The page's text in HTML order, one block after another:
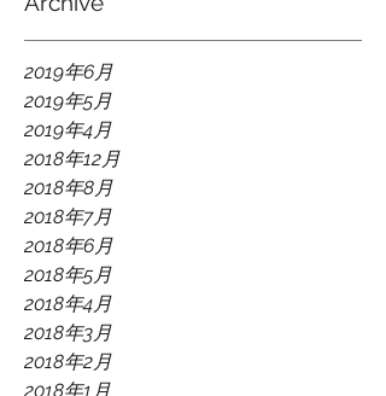
2019年6月
2019年5月
2019年4月
2018年12月
2018年8月
2018年7月
2018年6月
2018年5月
2018年4月
2018年3月
2018年2月
2018年1月